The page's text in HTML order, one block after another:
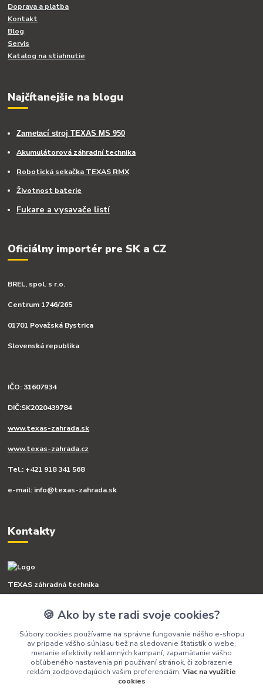
Doprava a platba
Kontakt
Blog
Servis
Katalog na stiahnutie
Najčítanejšie na blogu
Zametací stroj TEXAS MS 950
Akumulátorová záhradní technika
Robotická sekačka TEXAS RMX
Životnost baterie
Fukare a vysavače listí
Oficiálny importér pre SK a CZ
BREL, spol. s r.o.
Centrum 1746/265
01701 Považská Bystrica
Slovenská republika
IČO: 31607934
DIČ:SK2020439784
www.texas-zahrada.sk
www.texas-zahrada.cz
Tel.: +421 918 341 568
e-mail: info@texas-zahrada.sk
Kontakty
TEXAS záhradná technika
+421 918 341 568
info@texas-zahrada.sk
🍪 Ako by ste radi svoje cookies?
Súbory cookies používame na správne fungovanie nášho e-shopu
av prípade vášho súhlasu tiež na sledovanie štatistík o webe,
meranie efektivity reklamných kampaní, zapamätanie vášho
obľúbeného nastavenia pri používaní stránok, či zobrazenie
reklám zodpovedajúcich vašim preferenciám. Viac na využitie
cookies